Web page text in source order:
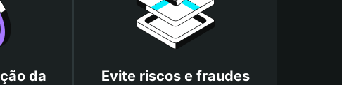
da
Evite riscos e fraudes